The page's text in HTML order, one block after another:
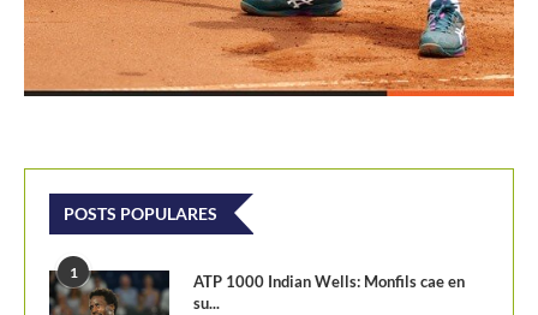
POSTS POPULARES
1
ATP 1000 Indian Wells: Monfils cae en
su...